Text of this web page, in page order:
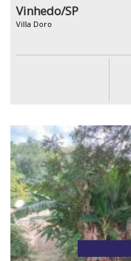
Vinhedo/SP
Villa Doro